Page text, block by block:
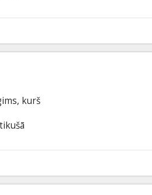
Spacek,
un
kurš
dilemmas
rīcībā
El